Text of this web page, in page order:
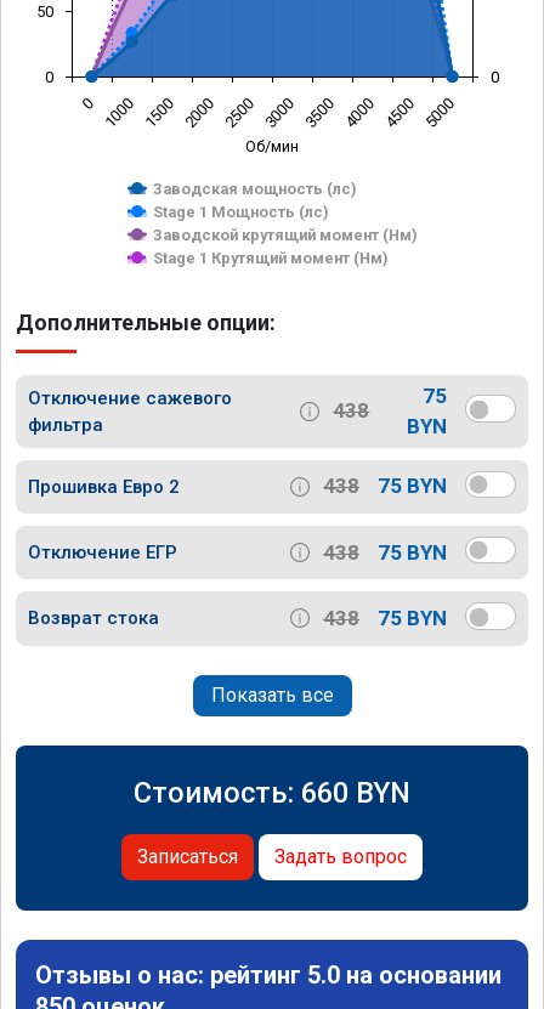
Об/мин
Заводская мощность (лс)
Stage 1 Мощность (лс)
Заводской крутящий момент (Нм)
Stage 1 Крутящий момент (Нм)
0 1000 1500 2000 2500 3000 3500 4000 4500 5000
0
50
0
Дополнительные опции:
Отключение сажевого
фильтра
438
75
BYN
Прошивка Евро 2 438 75 BYN
Отключение ЕГР 438 75 BYN
Возврат стока 438 75 BYN
Показать все
Стоимость: 660 BYN
Записаться Задать вопрос
Отзывы о нас: рейтинг 5.0 на основании